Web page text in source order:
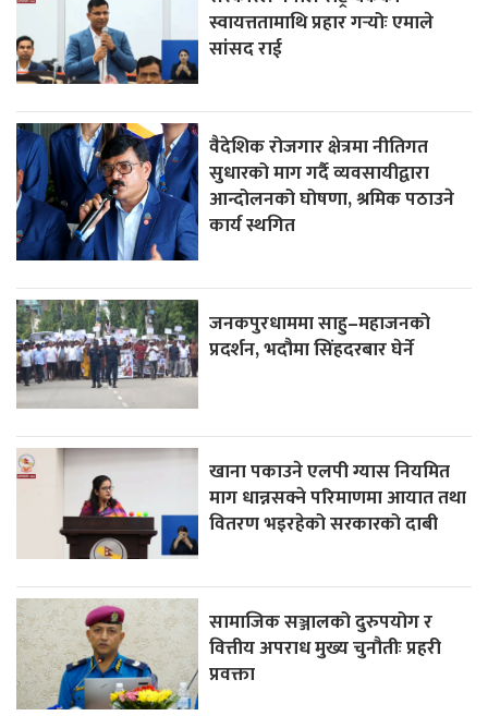
स्वायत्ततामाथि प्रहार गर्‍योः एमाले
सांसद राई
वैदेशिक रोजगार क्षेत्रमा नीतिगत
सुधारको माग गर्दै व्यवसायीद्वारा
आन्दोलनको घोषणा, श्रमिक पठाउने
कार्य स्थगित
जनकपुरधाममा साहु–महाजनको
प्रदर्शन, भदौमा सिंहदरबार घेर्ने
खाना पकाउने एलपी ग्यास नियमित
माग धान्नसक्ने परिमाणमा आयात तथा
वितरण भइरहेको सरकारको दाबी
सामाजिक सञ्जालको दुरुपयोग र
वित्तीय अपराध मुख्य चुनौतीः प्रहरी
प्रवक्ता